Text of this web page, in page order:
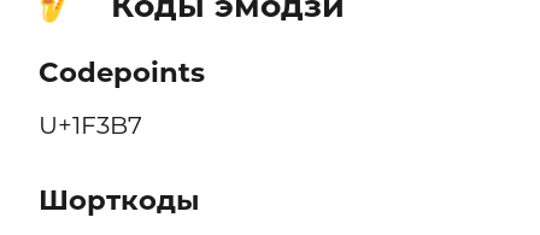
Codepoints
U+1F3B7
Шорткоды